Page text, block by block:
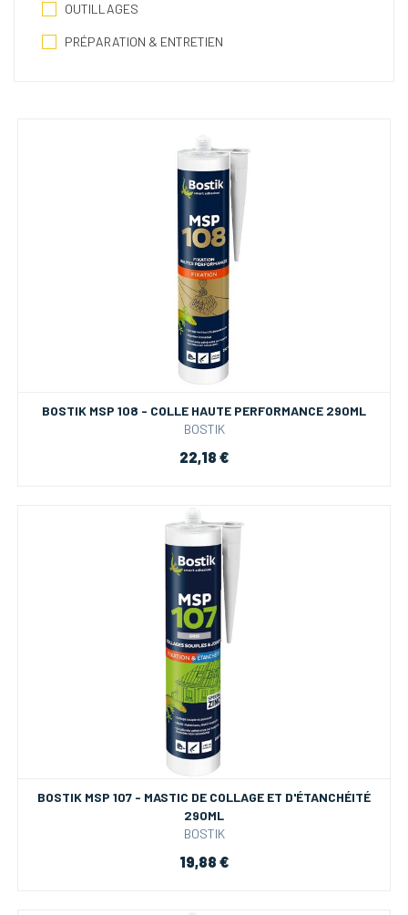
OUTILLAGES
PRÉPARATION & ENTRETIEN
BOSTIK MSP 108 - COLLE HAUTE PERFORMANCE 290ML
BOSTIK
22,18 €
BOSTIK MSP 107 - MASTIC DE COLLAGE ET D'ÉTANCHÉITÉ
290ML
BOSTIK
19,88 €